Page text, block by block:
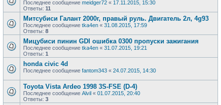
Последнее сообщение meidger72 « 17.11.2015, 15:30
Ответы: 11
Митсубиси Галант 2000г, правый руль. Двигатель 2л, 4g93
Последнее сообщение tka4en « 31.08.2015, 17:59
Ответы: 8
Мицубиси пинин GDI ошибка 0300 пропуски зажигания
Последнее сообщение tka4en « 31.07.2015, 19:21
Ответы: 1
honda civic 4d
Последнее сообщение fantom343 « 24.07.2015, 14:30
Toyota Vista Ardeo 1998 3S-FSE (D-4)
Последнее сообщение Alvil « 01.07.2015, 20:40
Ответы: 3